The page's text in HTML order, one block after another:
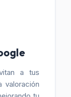
a tus
valoración